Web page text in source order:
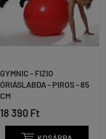
GYMNIC - FIZIO
ÓRIÁSLABDA - PIROS - 85
CM
18 390 Ft